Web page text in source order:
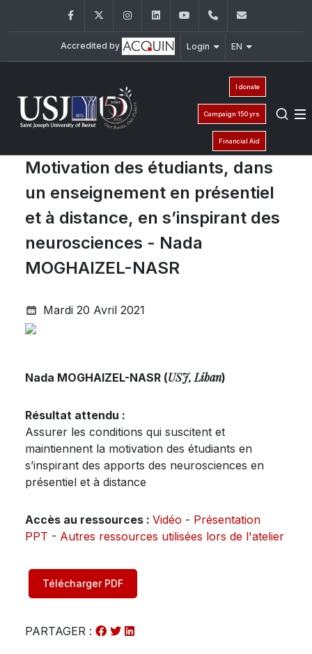
FacebookTwitter InstagramLinkedInYouTube+961 (1) 421 000
Accredited by Login EN
I donate
Campaign 150 yrs
Financial Aid
Motivation des étudiants, dans
un enseignement en présentiel
et à distance, en s’inspirant des
neurosciences - Nada
MOGHAIZEL-NASR
Mardi 20 Avril 2021
Nada MOGHAIZEL-NASR (USJ, Liban)
Résultat attendu :
Assurer les conditions qui suscitent et
maintiennent la motivation des étudiants en
s’inspirant des apports des neurosciences en
présentiel et à distance
Accès au ressources : Vidéo - Présentation
PPT - Autres ressources utilisées lors de l'atelier
Télécharger PDF
PARTAGER :